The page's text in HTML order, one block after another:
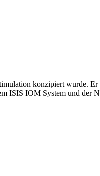
konzipiert wurde. Er
ISIS IOM System und der